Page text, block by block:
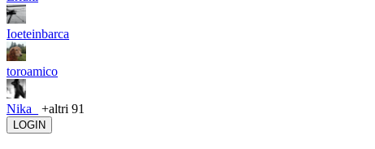
Ioeteinbarca
toroamico
Nika_ +altri 91
LOGIN